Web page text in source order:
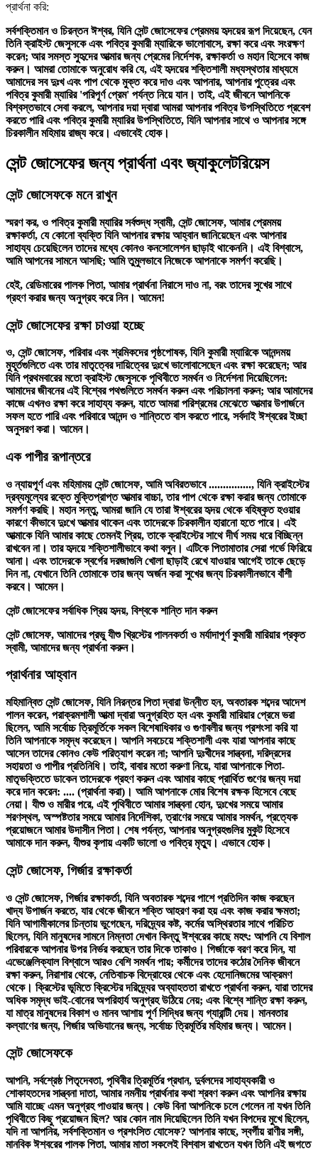
প্রার্থনা করি:
সর্বশক্তিমান ও চিরন্তন ঈশ্বর, যিনি সেন্ট জোসেফের প্রেমময় হৃদয়ের রূপ দিয়েছেন, যেন
তিনি ক্রাইস্ট জেসুসকে এবং পবিত্র কুমারী ম্যারিকে ভালোবাসে, রক্ষা করে এবং সংরক্ষণ
করেন; আর সমস্ত সুহৃদের আত্মার জন্য প্রেমের নির্দেশক, রক্ষাকর্তা ও মহান হিসেবে কাজ
করুন। আমরা তোমাকে অনুরোধ করি যে, এই হৃদয়ের শক্তিশালী মধ্যস্থতার মাধ্যমে
আমাদের সব দুঃখ এবং পাপ থেকে মুক্ত করে দাও এবং আপনার, আপনার পুত্রের এবং
পবিত্র কুমারী ম্যারির 'পরিপূর্ণ প্রেম' পর্যন্ত নিয়ে যান। তাই, এই জীবনে আপনিকে
বিশ্বস্তভাবে সেবা করলে, আপনার দয়া দ্বারা আমরা আপনার পবিত্র উপস্থিতিতে প্রবেশ
করতে পারি এবং পবিত্র কুমারী ম্যারির উপস্থিতিতে, যিনি আপনার সাথে ও আপনার সঙ্গে
চিরকালীন মহিমায় রাজ্য করে। এভাবেই হোক।
সেন্ট জোসেফের জন্য প্রার্থনা এবং জ্যাকুলেটরিয়েস
সেন্ট জোসেফকে মনে রাখুন
স্মরণ কর, ও পবিত্র কুমারী ম্যারির সর্বশুদ্ধ স্বামী, সেন্ট জোসেফ, আমার প্রেমময়
রক্ষাকর্তা, যে কোনো ব্যক্তি যিনি আপনার রক্ষায় আহ্বান জানিয়েছেন এবং আপনার
সাহায্য চেয়েছিলেন তাদের মধ্যে কোনও কনসোলেশন ছাড়াই থাকেননি। এই বিশ্বাসে,
আমি আপনের সামনে আসছি; আমি তুমুলভাবে নিজেকে আপনাকে সমর্পণ করেছি।
হেই, রেডিমারের পালক পিতা, আমার প্রার্থনা নিরাসে দাও না, বরং তাদের সুখের সাথে
গ্রহণ করার জন্য অনুগ্রহ করে নিন। আমেন!
সেন্ট জোসেফের রক্ষা চাওয়া হচ্ছে
ও, সেন্ট জোসেফ, পরিবার এবং শ্রমিকদের পৃষ্ঠপোষক, যিনি কুমারী ম্যারিকে আনন্দময়
মুহূর্তগুলিতে এবং তার মাতৃত্বের দায়িত্বের দুঃখে ভালোবাসেছেন এবং রক্ষা করেছেন; আর
যিনি প্রথমবারের মতো ক্রাইস্ট জেসুসকে পৃথিবীতে সমর্থন ও নির্দেশনা দিয়েছিলেন:
আমাদের জীবনের এই বিশ্বের পথগুলিতে সমর্থন করুন এবং পরিচালনা করুন; আর আমাদের
কাজে এখনও রক্ষা করে সাহায্য করুন, যাতে আমরা পরিশ্রমের মেঝেতে আত্মার উপার্জনে
সফল হতে পারি এবং পরিবারে আনন্দ ও শান্তিতে বাস করতে পারে, সর্বদাই ঈশ্বরের ইচ্ছা
অনুসরণ করা। আমেন।
এক পাপীর রূপান্তরে
ও ন্যায়পূর্ণ এবং মহিমাময় সেন্ট জোসেফ, আমি অবিরতভাবে ..............., যিনি ক্রাইস্টের
দ্রব্যমূল্যের রক্তে মুক্তিপ্রাপ্ত আত্মার বাচ্চা, তার পাপ থেকে রক্ষা করার জন্য তোমাকে
সমর্পণ করছি। মহান সন্তু, আমরা জানি যে তারা ঈশ্বরের হৃদয় থেকে বহিষ্কৃত হওয়ার
কারণে কীভাবে দুঃখে আত্মার থাকেন এবং তাদেরকে চিরকালীন হারানো হতে পারে। এই
আত্মাকে যিনি আমার কাছে তেমনই প্রিয়, তাকে ক্রাইস্টের সাথে দীর্ঘ সময় ধরে বিচ্ছিন্ন
রাখবেন না। তার হৃদয়ে শক্তিশালীভাবে কথা বলুন। এটিকে পিতামাতার সেরা গর্ভে ফিরিয়ে
আনা। এবং তাদেরকে স্বর্গের দরজাগুলি খোলা ছাড়াই রেখে যাওয়ার আগেই তাকে ছেড়ে
দিন না, যেখানে তিনি তোমাকে তার জন্য অর্জন করা সুখের জন্য চিরকালীনভাবে বাঁশী
করবে। আমেন।
সেন্ট জোসেফের সর্বাধিক প্রিয় হৃদয়, বিশ্বকে শান্তি দান করুন
সেন্ট জোসেফ, আমাদের প্রভু যীশু খ্রিস্টের পালনকর্তা ও মর্যাদাপূর্ণ কুমারী মারিয়ার প্রকৃত
স্বামী, আমাদের জন্য প্রার্থনা করুন।
প্রার্থনার আহ্বান
মহিমান্বিত সেন্ট জোসেফ, যিনি নিরন্তর পিতা দ্বারা উন্নীত হন, অবতারক শব্দের আদেশ
পালন করেন, পরাক্রমশালী আত্মা দ্বারা অনুগ্রহিত হন এবং কুমারী মারিয়ার প্রেমে ভরা
ছিলেন, আমি সর্বোচ্চ ত্রিমূর্তিকে সকল বিশেষাধিকার ও গুণাবলীর জন্য প্রশংসা করি যা
তিনি আপনাকে সমৃদ্ধ করেছেন। আপনি সবচেয়ে শক্তিশালী এবং যারা আপনার কাছে
আসেন তাদের কোনও কেউ পরিত্যাগ করেন না; আপনি দুঃখীদের সান্ত্বনা, দরিদ্রদের
সহায়তা ও পাপীর প্রতিনিধি। তাই, বাবার মতো করুণা নিয়ে, যারা আপনাকে পিতা-
মাতৃভক্তিতে ডাকেন তাদেরকে গ্রহণ করুন এবং আমার কাছে প্রার্থিত গুণের জন্য দয়া
করে দান করেন: .... (প্রার্থনা করা)। আমি আপনাকে মোর বিশেষ রক্ষক হিসেবে বেছে
নেয়া। যীশু ও মারীর পরে, এই পৃথিবীতে আমার সান্ত্বনা হোন, দুঃখের সময়ে আমার
শরণস্থল, অস্পষ্টতার সময়ে আমার নির্দেশিকা, ত্রাণের সময়ে আমার সমর্থন, প্রত্যেক
প্রয়োজনে আমার উদাসীন পিতা। শেষ পর্যন্ত, আপনার অনুগ্রহগুলির মুকুট হিসেবে
আমাকে দান করুন, যীশুর কৃপায় একটি ভালো ও পবিত্র মৃত্যু। এভাবে হোক।
সেন্ট জোসেফ, গির্জার রক্ষাকর্তা
ও সেন্ট জোসেফ, গির্জার রক্ষাকর্তা, যিনি অবতারক শব্দের পাশে প্রতিদিন কাজ করছেন
খাদ্য উপার্জন করতে, যার থেকে জীবনে শক্তি আহরণ করা হয় এবং কাজ করার ক্ষমতা;
যিনি আগামীকালের চিন্তায় ভুগেছেন, দরিদ্র্যের কষ্ট, কর্মের অস্থিরতার সাথে পরিচিত
ছিলেন, যিনি মানুষদের সামনে নিম্নতা দেখান কিন্তু ঈশ্বরের কাছে মহৎ: আপনি যে বিশাল
পরিবারকে আপনার উপর নির্ভর করছেন তার দিকে তাকাও। গির্জাকে বরণ করে দিন, যা
এভেঞ্জেলিক্যাল বিশ্বাসে আরও বেশি সমর্থন পায়; কর্মীদের তাদের কঠোর দৈনিক জীবনে
রক্ষা করুন, নিরাশার থেকে, নেতিবাচক বিদ্রোহের থেকে এবং হেদোনিজমের আক্রমণ
থেকে। ক্রিস্টের ভূমিতে ক্রিস্টের দরিদ্র্যের অব্যাহততা রাখতে প্রার্থনা করুন, যারা তাদের
অধিক সমৃদ্ধ ভাই-বোনের অপরিহার্য অনুগ্রহ উঠিয়ে নেয়; এবং বিশ্বে শান্তি রক্ষা করুন,
যা মাত্র মানুষদের বিকাশ ও মানব আশায় পূর্ণ সিদ্ধির জন্য গ্যারান্টী দেয়। মানবতার
কল্যাণের জন্য, গির্জার অভিযানের জন্য, সর্বোচ্চ ত্রিমূর্তির মহিমার জন্য। আমেন।
সেন্ট জোসেফকে
আপনি, সর্বশ্রেষ্ঠ পিতৃদেবতা, পৃথিবীর ত্রিমূর্তির প্রধান, দুর্বলদের সাহায্যকারী ও
শোকাহতদের সান্ত্বনা দাতা, আমার নমনীয় প্রার্থনার কথা শ্রবণ করুন এবং আপনির রক্ষায়
আমি যাচ্ছে এমন অনুগ্রহ পাওয়ার জন্য। কেউ বিনা আপনিকে চলে গেলেন না যখন তিনি
পৃথিবীতে কিছু প্রয়োজন ছিল? আর কোন নাম দিয়েছিলেন তিনি যখন বিপদের মুখে ছিলেন,
যদি না আপনির, সর্বশক্তিমান ও প্রশংসিত যোসেফ? আপনার কাছে, স্বর্গীয় রাণীর সঙ্গী,
মানবিক ঈশ্বরের পালক পিতা, আমার মাতা সকলেই বিশ্বাস রাখতেন যখন তিনি এই জগতে